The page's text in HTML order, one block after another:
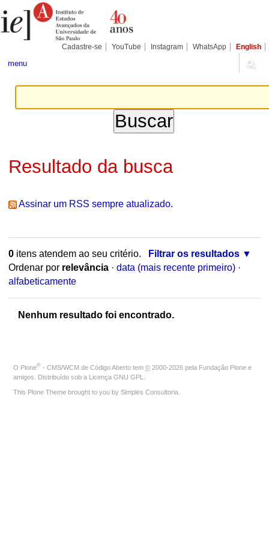
para
conteúdo.
Pessoais
Cadastre-se YouTube Instagram WhatsApp English
menu
Resultado da busca
Assinar um RSS sempre atualizado.
0itens atendem ao seu critério.
Filtrar os resultados
Ordenar por relevância · data (mais recente primeiro) ·
alfabeticamente
Nenhum resultado foi encontrado.
O Plone® - CMS/WCM de Código Aberto tem © 2000-2026 pela Fundação Plone e
amigos. Distribuído sob a Licença GNU GPL
This Plone Theme brought to you by Simples Consultoria